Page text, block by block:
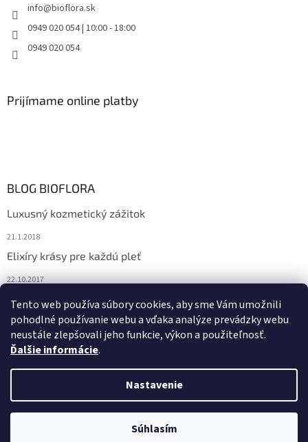
Tento web používa súbory cookies, aby sme Vám umožnili
pohodlné používanie webu a vďaka analýze prevádzky webu
neustále zlepšovali jeho funkcie, výkon a použiteľnosť.
Ďalšie informácie.
Nastavenie
Súhlasím
info@bioflora.sk
0949 020 054 | 10:00 - 18:00
0949 020 054
Prijímame online platby
BLOG BIOFLORA
Luxusný kozmetický zážitok
21.1.2018
Elixíry krásy pre každú pleť
22.10.2017
Spoznajte prírodnú kozmetiku Sante
10.10.2017
Copyright 2026Bioflora.sk. Všetky práva vyhradené.Upraviť
nastavenie cookies